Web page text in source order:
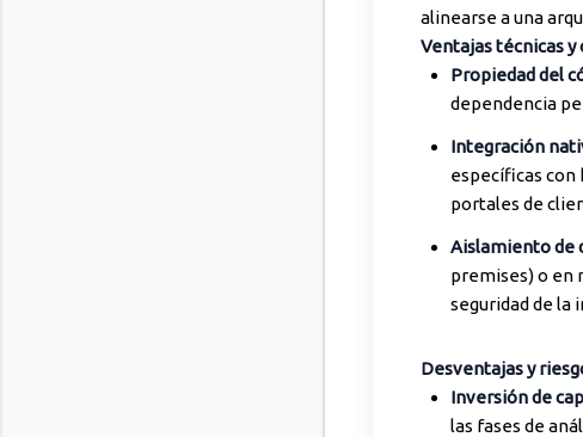
alinearse a una
Ventajas técnicas
Propiedad del
dependencia
Integración
específicas
portales de
Aislamiento de
premises) o en
seguridad de la
Desventajas y
Inversión de
las fases de